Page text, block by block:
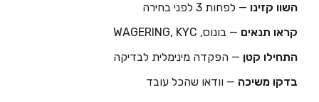
השוו קזינו — לפחות 3 לפני בחירה
קראו תנאים — בונוס, WAGERING, KYC
התחילו קטן — הפקדה מינימלית לבדיקה
בדקו משיכה — וודאו שהכל עובד